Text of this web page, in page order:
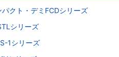
クト・デミFCDシリーズ
シリーズ
1シリーズ